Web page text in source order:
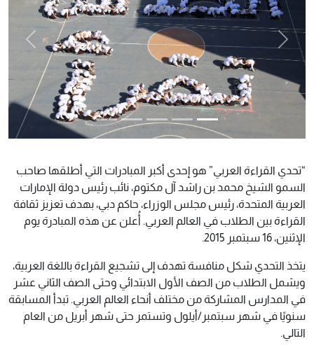
Next
“تحدي القراءة العربي” هو إحدى أكبر المبادرات التي أطلقها صاحب
السمو الشيخ محمد بن راشد آل مكتوم، نائب رئيس دولة الإمارات
العربية المتحدة، رئيس مجلس الوزراء، حاكم دبي، بهدف تعزيز ثقافة
القراءة بين الطلاب في العالم العربي. أُعلن عن هذه المبادرة يوم
الإثنين، 16 سبتمبر 2015.
يتخذ التحدي شكل منافسة تهدف إلى تشجيع القراءة باللغة العربية،
ويشمل الطلاب من الصف الأول الابتدائي وحتى الصف الثاني عشر
في المدارس المشاركة من مختلف أنحاء العالم العربي. تبدأ المسابقة
سنويًا في شهر سبتمبر/أيلول وتستمر حتى شهر أبريل من العام
التالي.